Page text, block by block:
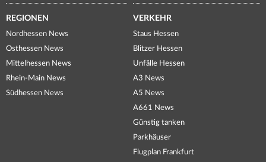
REGIONEN
Nordhessen News
Osthessen News
Mittelhessen News
Rhein-Main News
Südhessen News
VERKEHR
Staus Hessen
Blitzer Hessen
Unfälle Hessen
A3 News
A5 News
A661 News
Günstig tanken
Parkhäuser
Flugplan Frankfurt